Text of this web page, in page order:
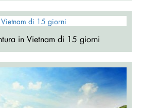
in Vietnam di 15 giorni